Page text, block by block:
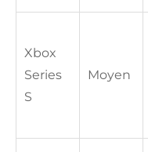
Xbox
Series
S
Moyen